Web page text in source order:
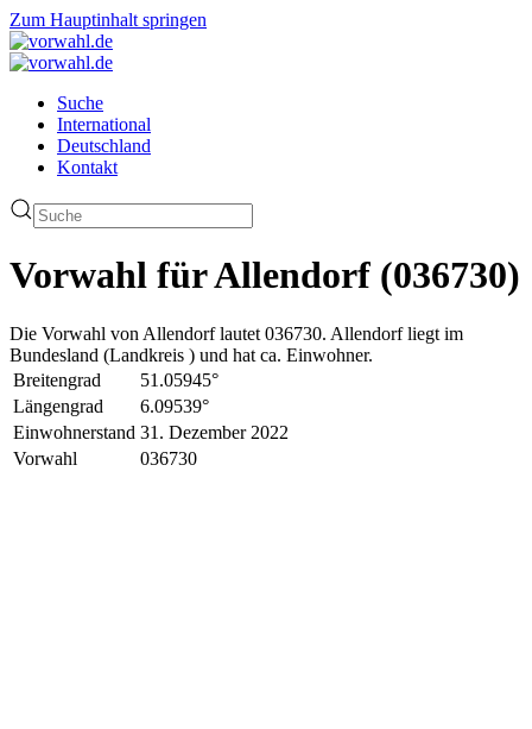
Zum Hauptinhalt springen
Suche
International
Deutschland
Kontakt
Vorwahl für Allendorf (036730)
Die Vorwahl von Allendorf lautet 036730. Allendorf liegt im
Bundesland (Landkreis ) und hat ca. Einwohner.
Breitengrad
51.05945°
Längengrad
6.09539°
Einwohnerstand 31. Dezember 2022
Vorwahl
036730